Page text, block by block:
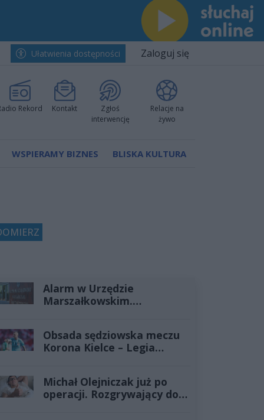
Ułatwienia dostępności Zaloguj się
Rekord Kontakt
Zgłoś
interwencję
Relacje na
żywo
WSPIERAMY BIZNES BLISKA KULTURA
Alarm w Urzędzie
Marszałkowskim.
wybuchowego
Obsada sędziowska meczu
Korona Kielce – Legia
Michał Olejniczak już po
operacji. Rozgrywający do